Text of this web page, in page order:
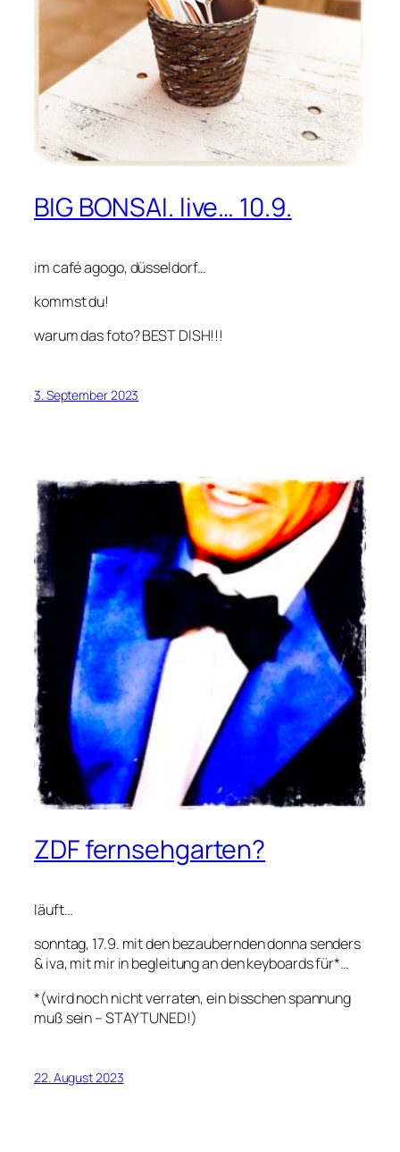
BIG BONSAI. live… 10.9.
im café agogo, düsseldorf…
kommst du!
warum das foto? BEST DISH!!!
3. September 2023
ZDF fernsehgarten?
läuft…
sonntag, 17.9. mit den bezaubernden donna senders
& iva, mit mir in begleitung an den keyboards für*…
*(wird noch nicht verraten, ein bisschen spannung
muß sein – STAY TUNED!)
22. August 2023